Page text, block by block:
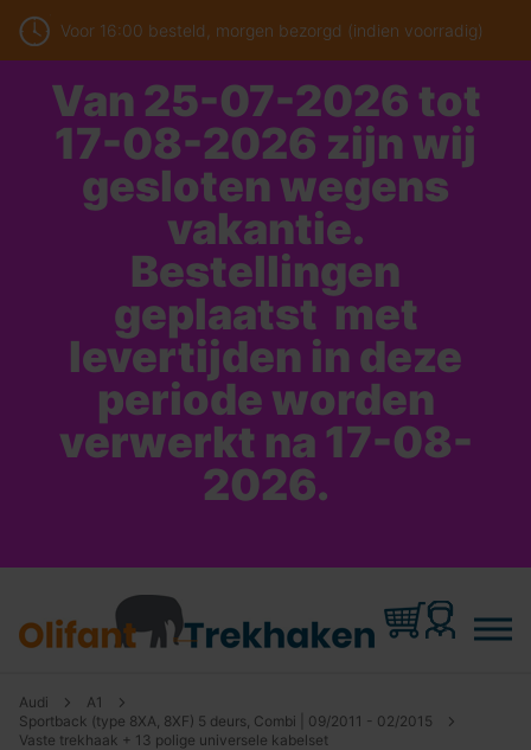
Voor 16:00 besteld, morgen bezorgd (indien voorradig)
Van 25-07-2026 tot
17-08-2026 zijn wij
gesloten wegens
vakantie.
Bestellingen
geplaatst met
levertijden in deze
periode worden
verwerkt na 17-08-
2026.
Audi
A1
Sportback (type 8XA, 8XF) 5 deurs, Combi | 09/2011 - 02/2015
Vaste trekhaak + 13 polige universele kabelset